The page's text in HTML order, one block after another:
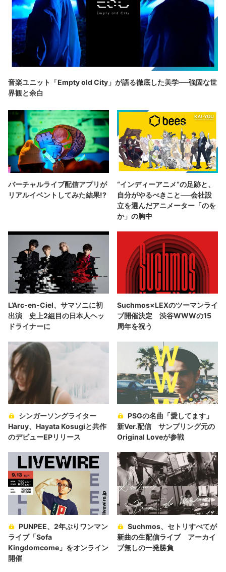
音楽ユニット「Empty old City」が語る徹底した美学──強固な世
界観と余白
バーチャルライブ配信アプリが
リアルイベントしてみた結果!?
“インディーアニメ“の足跡と、
自分がやるべきこと──会社設
立を選んだアニメーター「のを
か」の胸中
L’Arc-en-Ciel、サマソニに初
出演 史上2組目の日本人ヘッ
ドライナーに
Suchmos×LEXのツーマンライ
ブ開催決定 渋谷WWWの15
周年を祝う
シンガーソングライター
Haruy、Hayata Kosugiと共作
のデビューEPリリース
PSGの名曲「愛してます」
新Ver.配信 サンプリング元の
Original Loveが参戦
PUNPEE、2年ぶりワンマン
ライブ「Sofa
Kingdomcome」をオンライン
開催
Suchmos、セトリすべてが
新曲の生配信ライブ アーカイ
ブ無しの一発勝負